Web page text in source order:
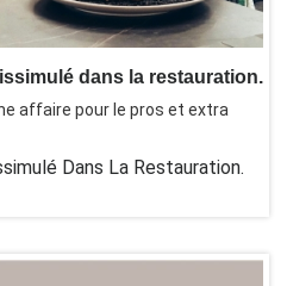
dans la restauration.
affaire pour le pros et extra
Dans La Restauration.